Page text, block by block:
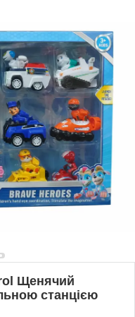
Щенячий
станцією